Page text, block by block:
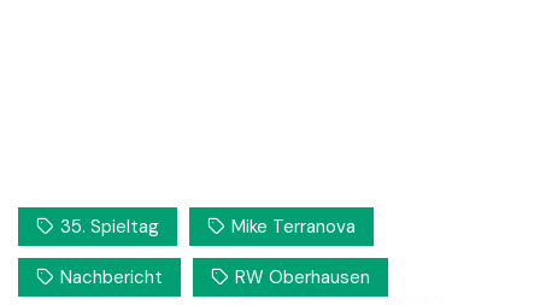
35. Spieltag Mike Terranova
Nachbericht RW Oberhausen